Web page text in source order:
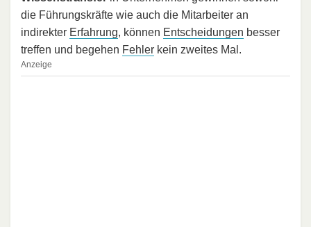
die Führungskräfte wie auch die Mitarbeiter an
indirekter Erfahrung, können Entscheidungen besser
treffen und begehen Fehler kein zweites Mal.
Anzeige